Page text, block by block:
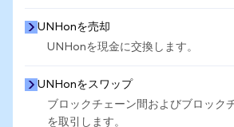
UNHonを売却
UNHonを現金に交換します。
UNHonをスワップ
ブロックチェーン間およびブロック
を取引します。